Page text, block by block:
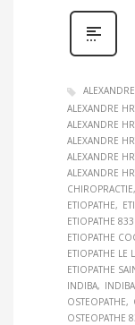
ALEXANDRE
ALEXANDRE
ALEXANDRE
ALEXANDRE
ALEXANDRE
CHIROPRACTIE
ETIOPATHE
ETIOPATHE
ETIOPATHE
ETIOPATHE LE
ETIOPATHE
INDIBA
OSTEOPATHE
OSTEOPATHE